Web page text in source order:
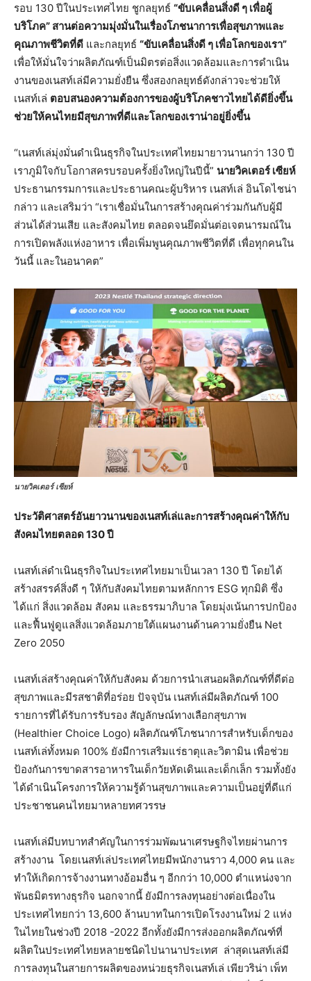
รอบ 130 ปีในประเทศไทย ชูกลยุทธ์ “ขับเคลื่อนสิ่งดี ๆ เพื่อผู้
บริโภค” สานต่อความมุ่งมั่นในเรื่องโภชนาการเพื่อสุขภาพและ
คุณภาพชีวิตที่ดี และกลยุทธ์ “ขับเคลื่อนสิ่งดี ๆ เพื่อโลกของเรา”
เพื่อให้มั่นใจว่าผลิตภัณฑ์เป็นมิตรต่อสิ่งแวดล้อมและการดําเนิน
งานของเนสท์เล่มีความยั่งยืน ซึ่งสองกลยุทธ์ดังกล่าวจะช่วยให้
เนสท์เล่ ตอบสนองความต้องการของผู้บริโภคชาวไทยได้ดียิ่งขึ้น
ช่วยให้คนไทยมีสุขภาพที่ดีและโลกของเราน่าอยู่ยิ่งขึ้น
“เนสท์เล่มุ่งมั่นดำเนินธุรกิจในประเทศไทยมายาวนานกว่า 130 ปี
เราภูมิใจกับโอกาสครบรอบครั้งยิ่งใหญ่ในปีนี้” นายวิคเตอร์ เซียห์
ประธานกรรมการและประธานคณะผู้บริหาร เนสท์เล่ อินโดไชน่า
กล่าว และเสริมว่า “เราเชื่อมั่นในการสร้างคุณค่าร่วมกันกับผู้มี
ส่วนได้ส่วนเสีย และสังคมไทย ตลอดจนยึดมั่นต่อเจตนารมณ์ใน
การเปิดพลังแห่งอาหาร เพื่อเพิ่มพูนคุณภาพชีวิตที่ดี เพื่อทุกคนใน
วันนี้ และในอนาคต”
นายวิคเตอร์ เซียห์
ประวัติศาสตร์อันยาวนานของเนสท์เล่และการสร้างคุณค่าให้กับ
สังคมไทยตลอด130 ปี
เนสท์เล่ดำเนินธุรกิจในประเทศไทยมาเป็นเวลา 130 ปี โดยได้
สร้างสรรค์สิ่งดี ๆ ให้กับสังคมไทยตามหลักการ ESG ทุกมิติ ซึ่ง
ได้แก่ สิ่งแวดล้อม สังคม และธรรมาภิบาล โดยมุ่งเน้นการปกป้อง
และฟื้นฟูดูแลสิ่งแวดล้อมภายใต้แผนงานด้านความยั่งยืน Net
Zero 2050
เนสท์เล่สร้างคุณค่าให้กับสังคม ด้วยการนําเสนอผลิตภัณฑ์ที่ดีต่อ
สุขภาพและมีรสชาติที่อร่อย ปัจจุบัน เนสท์เล่มีผลิตภัณฑ์ 100
รายการที่ได้รับการรับรอง สัญลักษณ์ทางเลือกสุขภาพ
(Healthier Choice Logo) ผลิตภัณฑ์โภชนาการสำหรับเด็กของ
เนสท์เล่ทั้งหมด 100% ยังมีการเสริมแร่ธาตุและวิตามิน เพื่อช่วย
ป้องกันการขาดสารอาหารในเด็กวัยหัดเดินและเด็กเล็ก รวมทั้งยัง
ได้ดำเนินโครงการให้ความรู้ด้านสุขภาพและความเป็นอยู่ที่ดีแก่
ประชาชนคนไทยมาหลายทศวรรษ
เนสท์เล่มีบทบาทสำคัญในการร่วมพัฒนาเศรษฐกิจไทยผ่านการ
สร้างงาน โดยเนสท์เล่ประเทศไทยมีพนักงานราว 4,000 คน และ
ทำให้เกิดการจ้างงานทางอ้อมอื่น ๆ อีกกว่า 10,000 ตำแหน่งจาก
พันธมิตรทางธุรกิจ นอกจากนี้ ยังมีการลงทุนอย่างต่อเนื่องใน
ประเทศไทยกว่า 13,600 ล้านบาทในการเปิดโรงงานใหม่ 2 แห่ง
ในไทยในช่วงปี 2018 -2022 อีกทั้งยังมีการส่งออกผลิตภัณฑ์ที่
ผลิตในประเทศไทยหลายชนิดไปนานาประเทศ ล่าสุดเนสท์เล่มี
การลงทุนในสายการผลิตของหน่วยธุรกิจเนสท์เล่ เพียวริน่า เพ็ท